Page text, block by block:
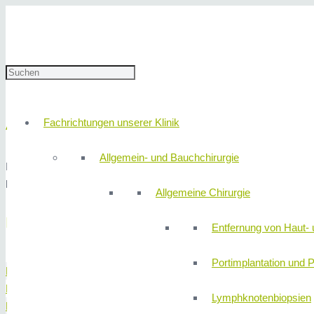
Fachrichtungen unserer Klinik
Allgemein- und Bauchchirurgie
Allgemeine Chirurgie
Entfernung von Haut-
Portimplantation und
Lymphknotenbiopsien
Gefäßanomalien
Argon-Plasma-Verödung (APC):
Patienten mit chronischer Blutarmut leiden oftmals unter
können unter endoskopischer Sicht mit einer Hitzesonde (APC)
Behandlungsspektrum
Bauchspeicheldrüse
Darm
Dünndarm